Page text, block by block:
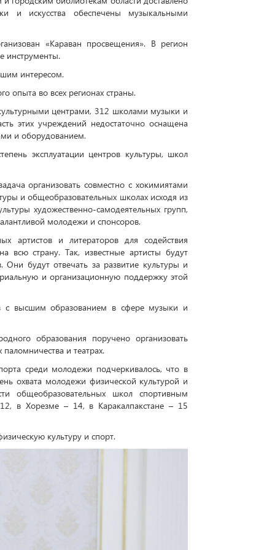
и искусства обеспечены музыкальными
«Караван просвещения». В регион
инструменты.
интересом.
опыта во всех регионах страны.
центрами, 312 школами музыки и
этих учреждений недостаточно оснащена
и оборудованием.
эксплуатации центров культуры, школ
организовать совместно с хокимиятами
и общеобразовательных школах исходя из
художественно-самодеятельных групп,
молодежи и спонсоров.
артистов и литераторов для содействия
всю страну. Так, известные артисты будут
Они будут отвечать за развитие культуры и
и организационную поддержку этой
с высшим образованием в сфере музыки и
образования поручено организовать
и театрах.
среди молодежи подчеркивалось, что в
охвата молодежи физической культурой и
общеобразовательных школ спортивным
в Хорезме – 14, в Каракалпакстане – 15
культуру и спорт.